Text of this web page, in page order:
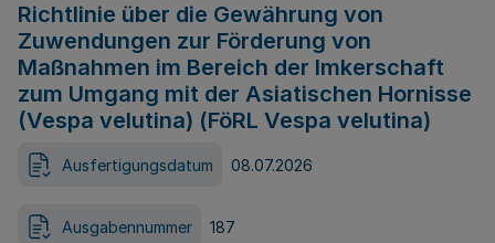
Richtlinie über die Gewährung von
Zuwendungen zur Förderung von
Maßnahmen im Bereich der Imkerschaft
zum Umgang mit der Asiatischen Hornisse
(Vespa velutina) (FöRL Vespa velutina)
Ausfertigungsdatum 08.07.2026
Ausgabennummer 187